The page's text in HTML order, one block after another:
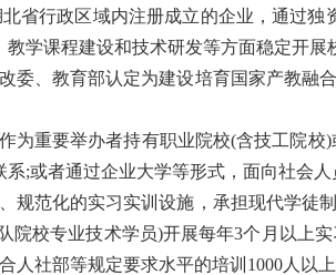
省行政区域内注册成立的企业，通过独
教学课程建设和技术研发等方面稳定开
委、教育部认定为建设培育国家产教融
为重要举办者持有职业院校(含技工院
系;或者通过企业大学等形式，面向社会
规范化的实习实训设施，承担现代学徒
院校专业技术学员)开展每年3个月以上
人社部等规定要求水平的培训1000人以